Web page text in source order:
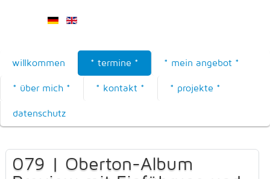
willkommen * termine * * mein angebot *
* über mich * * kontakt * * projekte *
datenschutz
079 | Oberton-Album